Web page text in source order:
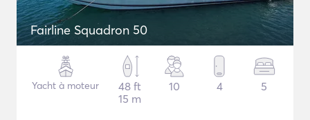
Fairline Squadron 50
Yacht à moteur
48 ft
15 m
10 4 5